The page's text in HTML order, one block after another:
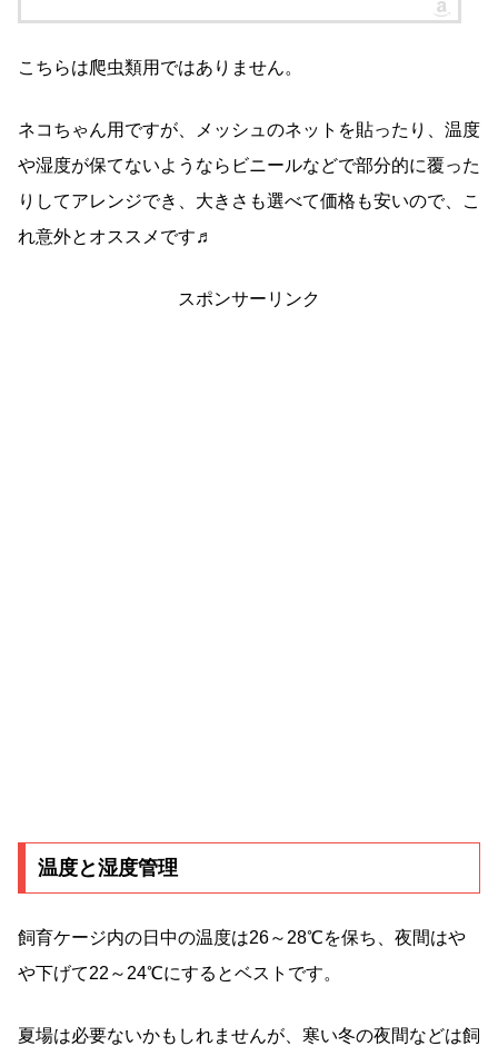
こちらは爬虫類用ではありません。
ネコちゃん用ですが、メッシュのネットを貼ったり、温度
や湿度が保てないようならビニールなどで部分的に覆った
りしてアレンジでき、大きさも選べて価格も安いので、こ
れ意外とオススメです♬
スポンサーリンク
温度と湿度管理
飼育ケージ内の日中の温度は26～28℃を保ち、夜間はや
や下げて22～24℃にするとベストです。
夏場は必要ないかもしれませんが、寒い冬の夜間などは飼